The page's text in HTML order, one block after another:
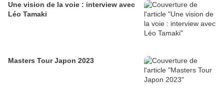
Une vision de la voie : interview avec
Léo Tamaki
Masters Tour Japon 2023